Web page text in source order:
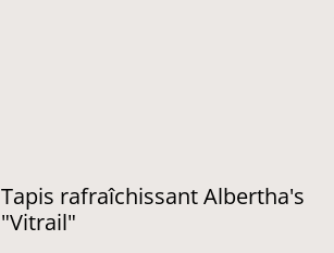
Tapis rafraîchissant Albertha's
"Vitrail"